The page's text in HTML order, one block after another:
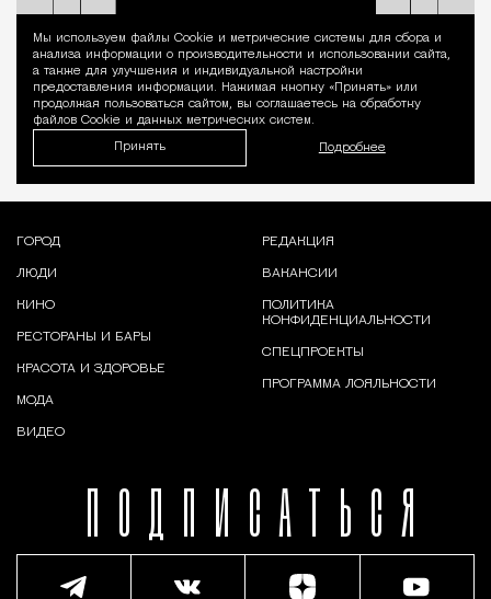
Уведомление
Мы используем файлы Сookie и метрические системы для сбора и
анализа информации о производительности и использовании сайта,
а также для улучшения и индивидуальной настройки
предоставления информации. Нажимая кнопку «Принять» или
продолжая пользоваться сайтом, вы соглашаетесь на обработку
файлов Cookie и данных метрических систем.
Принять Подробнее
ПОДПИСАТЬСЯ
ГОРОД
ЛЮДИ
КИНО
РЕСТОРАНЫ И БАРЫ
КРАСОТА И ЗДОРОВЬЕ
МОДА
ВИДЕО
РЕДАКЦИЯ
ВАКАНСИИ
ПОЛИТИКА
КОНФИДЕНЦИАЛЬНОСТИ
СПЕЦПРОЕКТЫ
ПРОГРАММА ЛОЯЛЬНОСТИ